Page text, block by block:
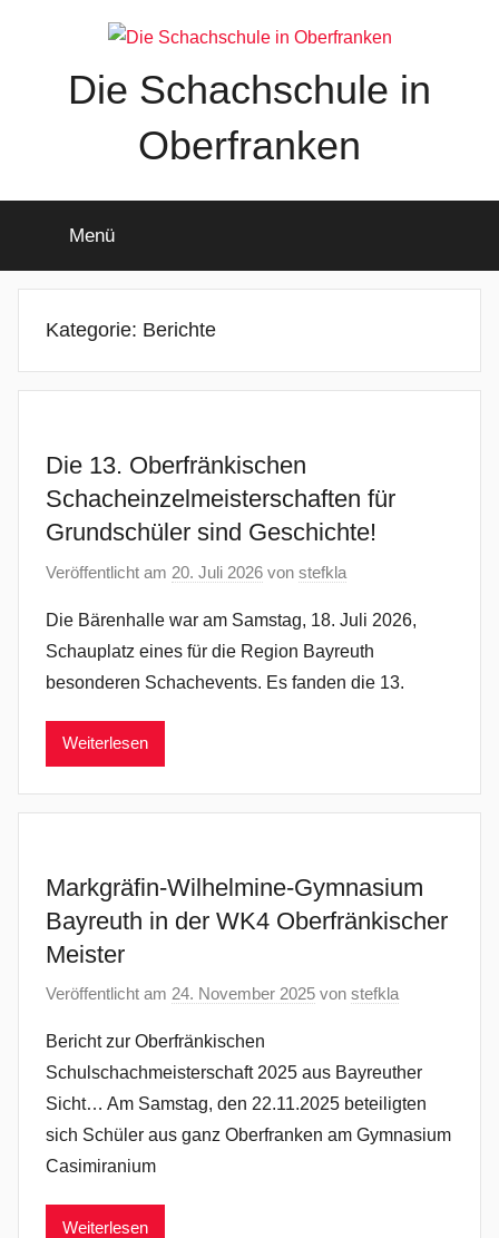
Die Schachschule in
Oberfranken
Menü
Kategorie: Berichte
Die 13. Oberfränkischen
Schacheinzelmeisterschaften für
Grundschüler sind Geschichte!
Veröffentlicht am 20. Juli 2026 von stefkla
Die Bärenhalle war am Samstag, 18. Juli 2026,
Schauplatz eines für die Region Bayreuth
besonderen Schachevents. Es fanden die 13.
Weiterlesen
Markgräfin-Wilhelmine-Gymnasium
Bayreuth in der WK4 Oberfränkischer
Meister
Veröffentlicht am 24. November 2025 von stefkla
Bericht zur Oberfränkischen
Schulschachmeisterschaft 2025 aus Bayreuther
Sicht… Am Samstag, den 22.11.2025 beteiligten
sich Schüler aus ganz Oberfranken am Gymnasium
Casimiranium
Weiterlesen